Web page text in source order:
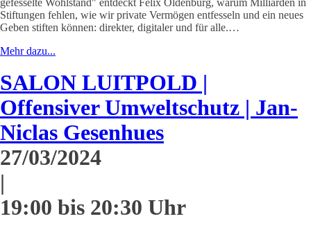
gefesselte Wohlstand" entdeckt Felix Oldenburg, warum Milliarden in
Stiftungen fehlen, wie wir private Vermögen entfesseln und ein neues
Geben stiften können: direkter, digitaler und für alle.…
Mehr dazu...
SALON LUITPOLD |
Offensiver Umweltschutz | Jan-
Niclas Gesenhues
27/03/2024
|
19:00 bis 20:30 Uhr